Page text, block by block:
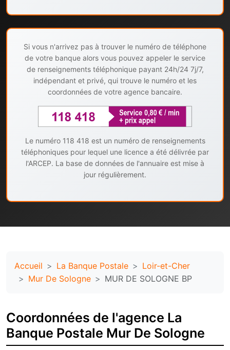
Si vous n'arrivez pas à trouver le numéro de téléphone
de votre banque alors vous pouvez appeler le service
de renseignements téléphonique payant 24h/24 7j/7,
indépendant et privé, qui trouve le numéro et les
coordonnées de votre agence bancaire.
Le numéro 118 418 est un numéro de renseignements
téléphoniques pour lequel une licence a été délivrée par
l'ARCEP. La base de données de l'annuaire est mise à
jour régulièrement.
Accueil La Banque Postale
Loir-et-Cher
Mur De Sologne
MUR DE SOLOGNE BP
Coordonnées de l'agence La
Banque Postale Mur De Sologne